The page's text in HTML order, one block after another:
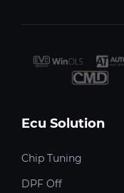
Ecu Solution
Chip Tuning
DPF Off